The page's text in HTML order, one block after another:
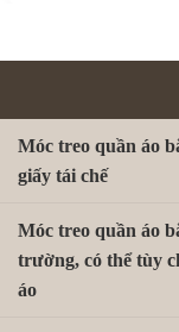
Móc treo quần áo
giấy tái chế
Móc treo quần áo
trường, có thể tùy
áo